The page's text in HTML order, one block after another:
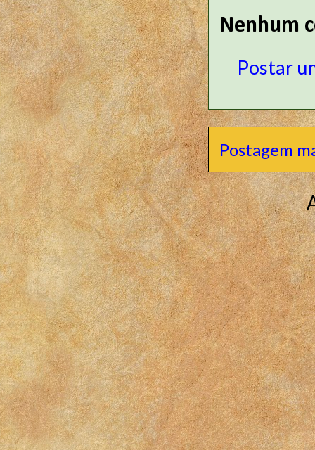
Nenhum
Postar
Postagem